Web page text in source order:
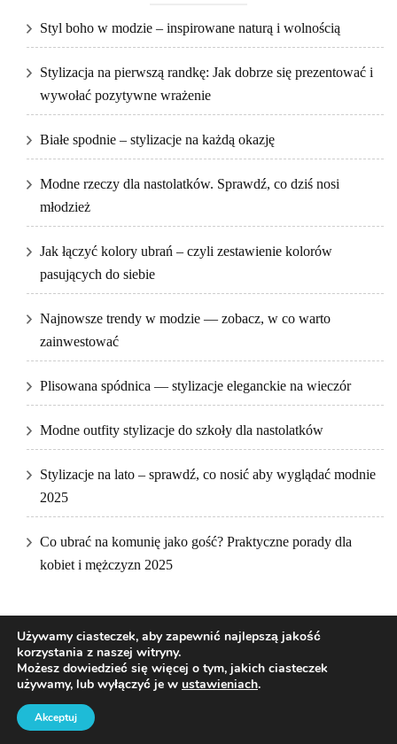
Styl boho w modzie – inspirowane naturą i wolnością
Stylizacja na pierwszą randkę: Jak dobrze się prezentować i
wywołać pozytywne wrażenie
Białe spodnie – stylizacje na każdą okazję
Modne rzeczy dla nastolatków. Sprawdź, co dziś nosi
młodzież
Jak łączyć kolory ubrań – czyli zestawienie kolorów
pasujących do siebie
Najnowsze trendy w modzie — zobacz, w co warto
zainwestować
Plisowana spódnica — stylizacje eleganckie na wieczór
Modne outfity stylizacje do szkoły dla nastolatków
Stylizacje na lato – sprawdź, co nosić aby wyglądać modnie
2025
Co ubrać na komunię jako gość? Praktyczne porady dla
kobiet i mężczyzn 2025
Blossom Themes
Używamy ciasteczek, aby zapewnić najlepszą jakość
korzystania z naszej witryny.
Możesz dowiedzieć się więcej o tym, jakich ciasteczek
używamy, lub wyłączyć je w ustawieniach.
Akceptuj